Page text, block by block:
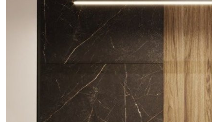
Обсудить
проект